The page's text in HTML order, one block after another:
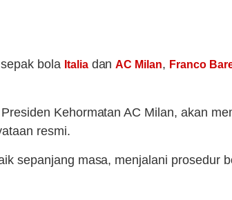
bola ItaliadanAC Milan, Franco
Kehormatan AC Milan, akan
resmi.
sepanjang masa, menjalani prosedur